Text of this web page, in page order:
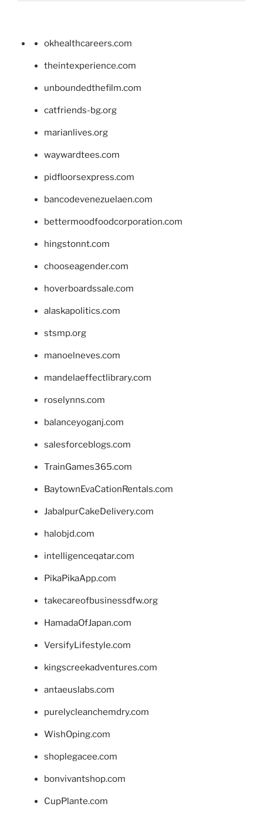
okhealthcareers.com
theintexperience.com
unboundedthefilm.com
catfriends-bg.org
marianlives.org
waywardtees.com
pidfloorsexpress.com
bancodevenezuelaen.com
bettermoodfoodcorporation.com
hingstonnt.com
chooseagender.com
hoverboardssale.com
alaskapolitics.com
stsmp.org
manoelneves.com
mandelaeffectlibrary.com
roselynns.com
balanceyoganj.com
salesforceblogs.com
TrainGames365.com
BaytownEvaCationRentals.com
JabalpurCakeDelivery.com
halobjd.com
intelligenceqatar.com
PikaPikaApp.com
takecareofbusinessdfw.org
HamadaOfJapan.com
VersifyLifestyle.com
kingscreekadventures.com
antaeuslabs.com
purelycleanchemdry.com
WishOping.com
shoplegacee.com
bonvivantshop.com
CupPlante.com